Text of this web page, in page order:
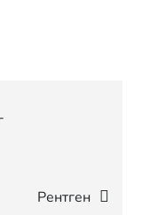
Рентген